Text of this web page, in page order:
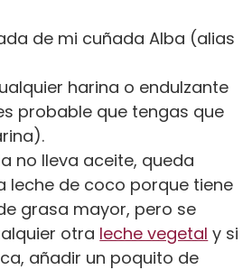
de mi cuñada Alba (alias
harina o endulzante
probable que tengas que
no lleva aceite, queda
leche de coco porque tiene
grasa mayor, pero se
otra leche vegetal y si
añadir un poquito de